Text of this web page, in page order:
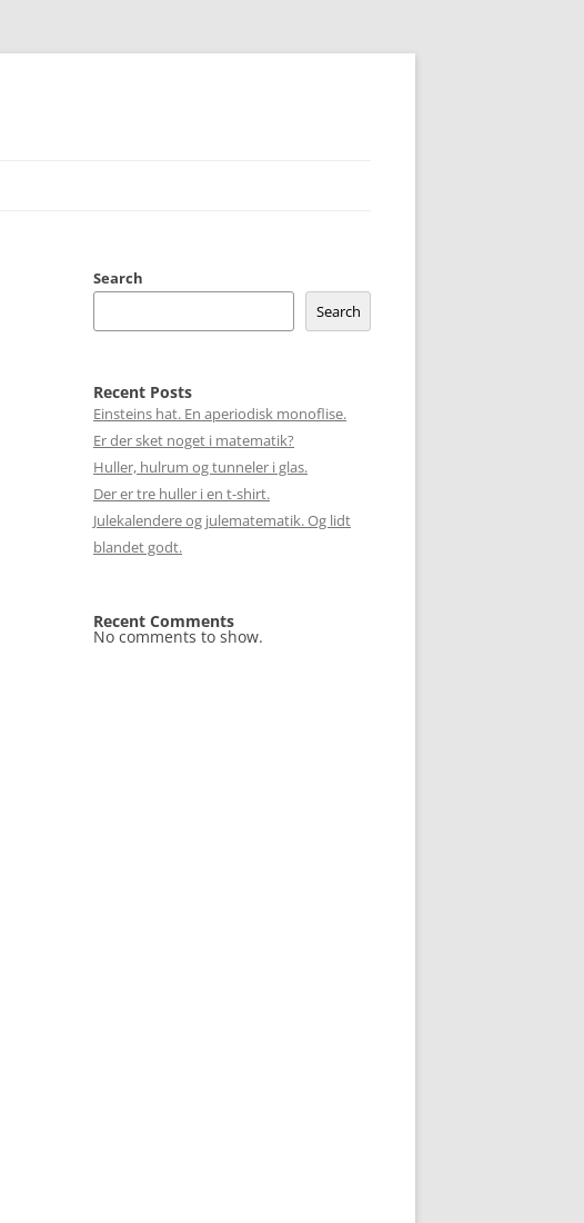
Search
Search
Recent Posts
Einsteins hat. En aperiodisk monoflise.
Er der sket noget i matematik?
Huller, hulrum og tunneler i glas.
Der er tre huller i en t-shirt.
Julekalendere og julematematik. Og lidt
blandet godt.
Recent Comments
No comments to show.